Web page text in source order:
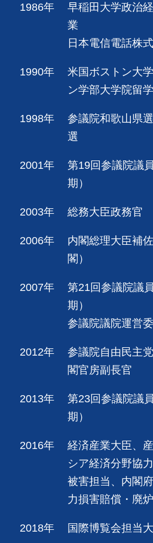
1986年
早稲田大学政治
業
日本電信電話株
1990年
米国ボストン大
ン学部大学院留学
1998年
参議院和歌山県
選
2001年
第19回参議院議
期）
2003年 総務大臣政務官
2006年
内閣総理大臣補
閣）
2007年
第21回参議院議
期）
参議院議院運営
2012年
参議院自由民主
閣官房副長官
2013年
第23回参議院議
期）
2016年
経済産業大臣、
シア経済分野協
被害担当、内閣
力損害賠償・廃
2018年 国際博覧会担当